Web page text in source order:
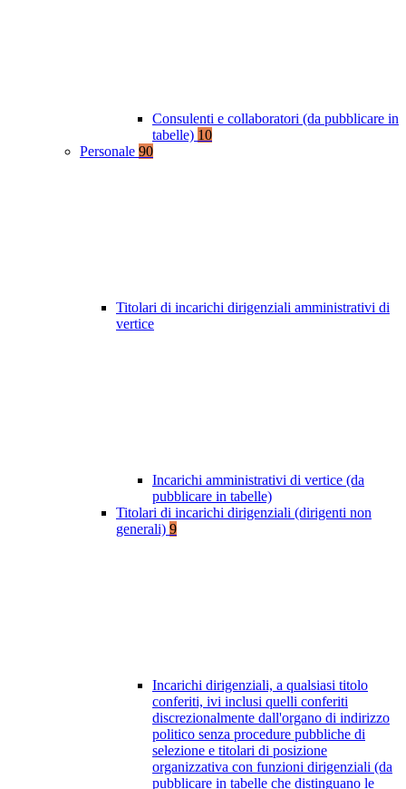
Consulenti e collaboratori (da pubblicare in
tabelle) 10
Personale 90
Titolari di incarichi dirigenziali amministrativi di
vertice
Incarichi amministrativi di vertice (da
pubblicare in tabelle)
Titolari di incarichi dirigenziali (dirigenti non
generali) 9
Incarichi dirigenziali, a qualsiasi titolo
conferiti, ivi inclusi quelli conferiti
discrezionalmente dall'organo di indirizzo
politico senza procedure pubbliche di
selezione e titolari di posizione
organizzativa con funzioni dirigenziali (da
pubblicare in tabelle che distinguano le